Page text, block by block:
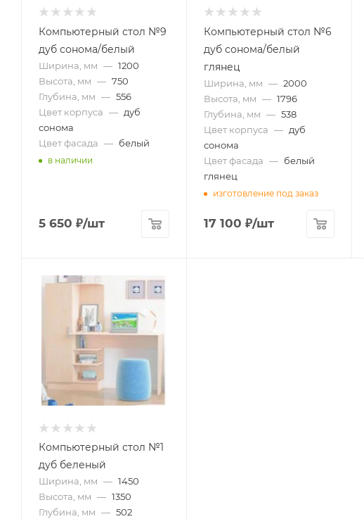
Компьютерный стол №9
дуб сонома/белый
Ширина, мм — 1200
Высота, мм — 750
Глубина, мм — 556
Цвет корпуса — дуб
сонома
Цвет фасада — белый
в наличии
5 650 ₽/шт
Компьютерный стол №6
дуб сонома/белый
глянец
Ширина, мм — 2000
Высота, мм — 1796
Глубина, мм — 538
Цвет корпуса — дуб
сонома
Цвет фасада — белый
глянец
изготовление под заказ
17 100 ₽/шт
Компьютерный стол №1
дуб беленый
Ширина, мм — 1450
Высота, мм — 1350
Глубина, мм — 502